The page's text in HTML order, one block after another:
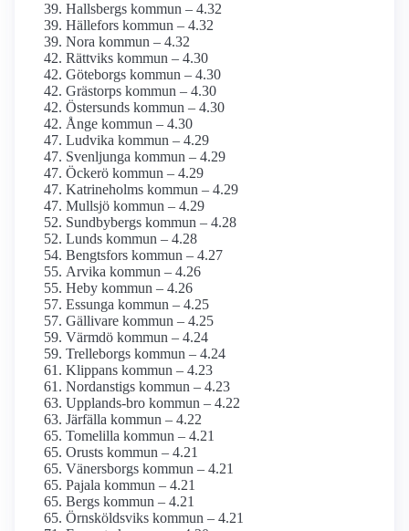
Hallsbergs kommun – 4.32
Hällefors kommun – 4.32
Nora kommun – 4.32
Rättviks kommun – 4.30
Göteborgs kommun – 4.30
Grästorps kommun – 4.30
Östersunds kommun – 4.30
Ånge kommun – 4.30
Ludvika kommun – 4.29
Svenljunga kommun – 4.29
Öckerö kommun – 4.29
Katrineholms kommun – 4.29
Mullsjö kommun – 4.29
Sundbybergs kommun – 4.28
Lunds kommun – 4.28
Bengtsfors kommun – 4.27
Arvika kommun – 4.26
Heby kommun – 4.26
Essunga kommun – 4.25
Gällivare kommun – 4.25
Värmdö kommun – 4.24
Trelleborgs kommun – 4.24
Klippans kommun – 4.23
Nordanstigs kommun – 4.23
Upplands-bro kommun – 4.22
Järfälla kommun – 4.22
Tomelilla kommun – 4.21
Orusts kommun – 4.21
Vänersborgs kommun – 4.21
Pajala kommun – 4.21
Bergs kommun – 4.21
Örnsköldsviks kommun – 4.21